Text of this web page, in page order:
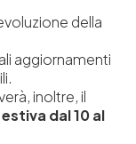
della
aggiornamenti
inoltre, il
dal 10 al